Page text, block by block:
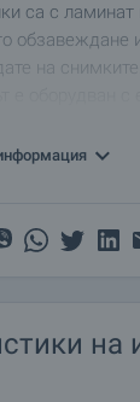
са с
обзавеждане
на
на